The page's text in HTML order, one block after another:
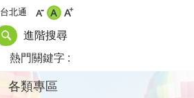
台北通
進階搜尋
熱門關鍵字
各類專區